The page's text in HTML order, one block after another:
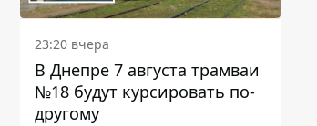
23:20 вчера
В Днепре 7 августа трамваи
№18 будут курсировать по-
другому